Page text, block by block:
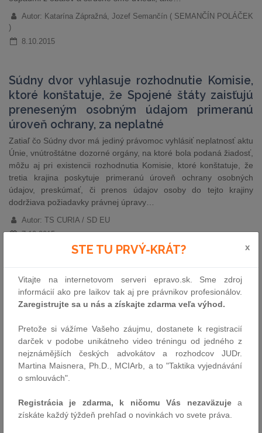
Autor: Katarína Zápražná, Jozef Semančín ( SEMANČÍN POLÁČEK
)
8.10.2015
Súdny dvor vyhlasuje rozhodnutie Komisie,
ktoré konštatuje, že Spojené štáty zaisťujú
preneseným osobným údajom primeranú
úroveň ochrany, za neplatné
Zatiaľ čo Súdny dvor má jediný právomoc vyhlásiť neplatnosť aktu
Únie, vnútroštátne dozorné orgány, na ktoré bola podaná žiadosť,
môžu aj pri existencii rozhodnutia Komisie, ktoré konštatuje, že
tretia krajina poskytuje primeranú úroveň ochrany osobných
údajov, preskúmať, či prenos údajov osoby do tejto krajiny
dodržiava požiadavky právnej úpravy…
Autor: TS CURIA / SD EU
7.10.2015
Výkon práce v zahraničí a niektoré s tým
spojené povinnosti
Vykonávanie práce v zahraničí (t. j. mimo územie Slovenskej
obdobnom právnom vzťahu, alebo samostatne zárobkovo činnou
osobou, je v dnešnej dobe pomerne častá skutočnosť, dokonca
možno konštatovať, že má stúpajúcu tendenciu.
Autor: JUDr. Vladimír Grác ( CLS Čavojský & Partners )
STE TU PRVÝ-KRÁT? x
Vitajte na internetovom serveri epravo.sk. Sme zdroj
informácií ako pre laikov tak aj pre právnikov profesionálov.
Zaregistrujte sa u nás a získajte zdarma veľa výhod.
Pretože si vážíme Vašeho záujmu, dostanete k registracií
darček v podobe unikátneho video tréningu od jedného z
nejznámějších českých advokátov a rozhodcov JUDr.
Martina Maisnera, Ph.D., MCIArb, a to "Taktika vyjednávání
o smlouvách".
Registrácia je zdarma, k ničomu Vás nezaväzujea
získáte každý týždeň prehľad o novinkách vo svete práva.